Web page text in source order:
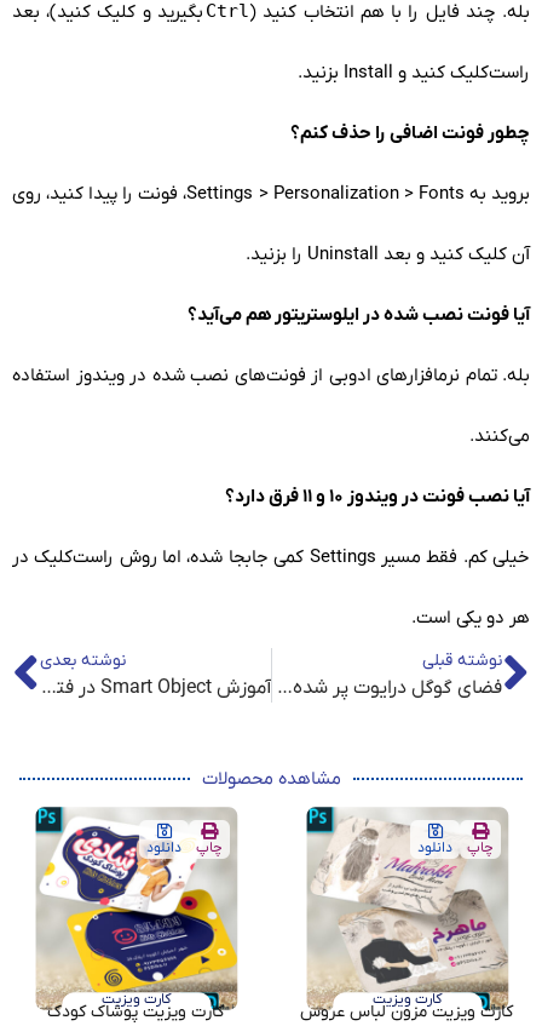
بله. چند فایل را با هم انتخاب کنید (Ctrlبگیرید و کلیک کنید)، بعد
راست‌کلیک کنید و Install بزنید.
چطور فونت اضافی را حذف کنم؟
بروید به Settings > Personalization > Fonts، فونت را پیدا کنید، روی
آن کلیک کنید و بعد Uninstall را بزنید.
آیا فونت نصب شده در ایلوستریتور هم می‌آید؟
بله. تمام نرمافزارهای ادوبی از فونت‌های نصب شده در ویندوز استفاده
می‌کنند.
آیا نصب فونت در ویندوز ۱۰ و ۱۱ فرق دارد؟
خیلی کم. فقط مسیر Settings کمی جابجا شده، اما روش راست‌کلیک در
هر دو یکی است.
نوشته قبلی
فضای گوگل درایوت پر شده؟ Google Drive storage is almost full
نوشته بعدی
آموزش Smart Object در فتوشاپ – راهنمای کامل برای طراحان
مشاهده محصولات
چاپ دانلود
کارت ویزیت
کارت ویزیت مزون لباس عروس
چاپ دانلود
کارت ویزیت
کارت ویزیت پوشاک کودک